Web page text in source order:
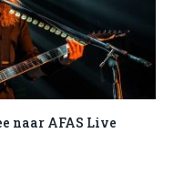
naar AFAS Live